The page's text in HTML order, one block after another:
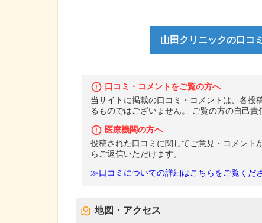
山田クリニックの口コ
口コミ・コメントをご覧の方へ
当サイトに掲載の口コミ・コメントは、各投
るものではございません。 ご覧の方の自己責
医療機関の方へ
投稿された口コミに関してご意見・コメント
らご返信いただけます。
≫口コミについての詳細はこちらをご覧くださ
地図・アクセス